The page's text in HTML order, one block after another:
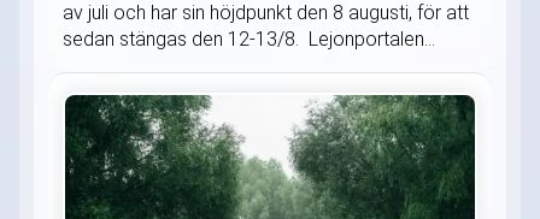
av juli och har sin höjdpunkt den 8 augusti, för att
sedan stängas den 12-13/8. Lejonportalen...